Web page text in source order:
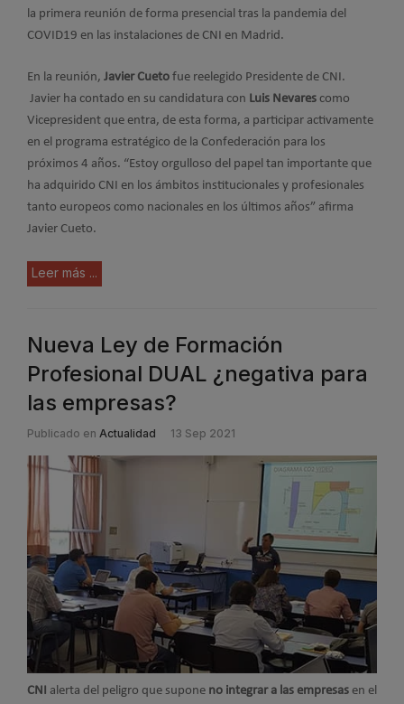
la primera reunión de forma presencial tras la pandemia del
COVID19 en las instalaciones de CNI en Madrid.
En la reunión, Javier Cueto fue reelegido Presidente de CNI.
Javier ha contado en su candidatura con Luis Nevares como
Vicepresident que entra, de esta forma, a participar activamente
en el programa estratégico de la Confederación para los
próximos 4 años. “Estoy orgulloso del papel tan importante que
ha adquirido CNI en los ámbitos institucionales y profesionales
tanto europeos como nacionales en los últimos años” afirma
Javier Cueto.
Leer más ...
Nueva Ley de Formación
Profesional DUAL ¿negativa para
las empresas?
Publicado en Actualidad 13 Sep 2021
CNI alerta del peligro que supone no integrar a las empresas en el